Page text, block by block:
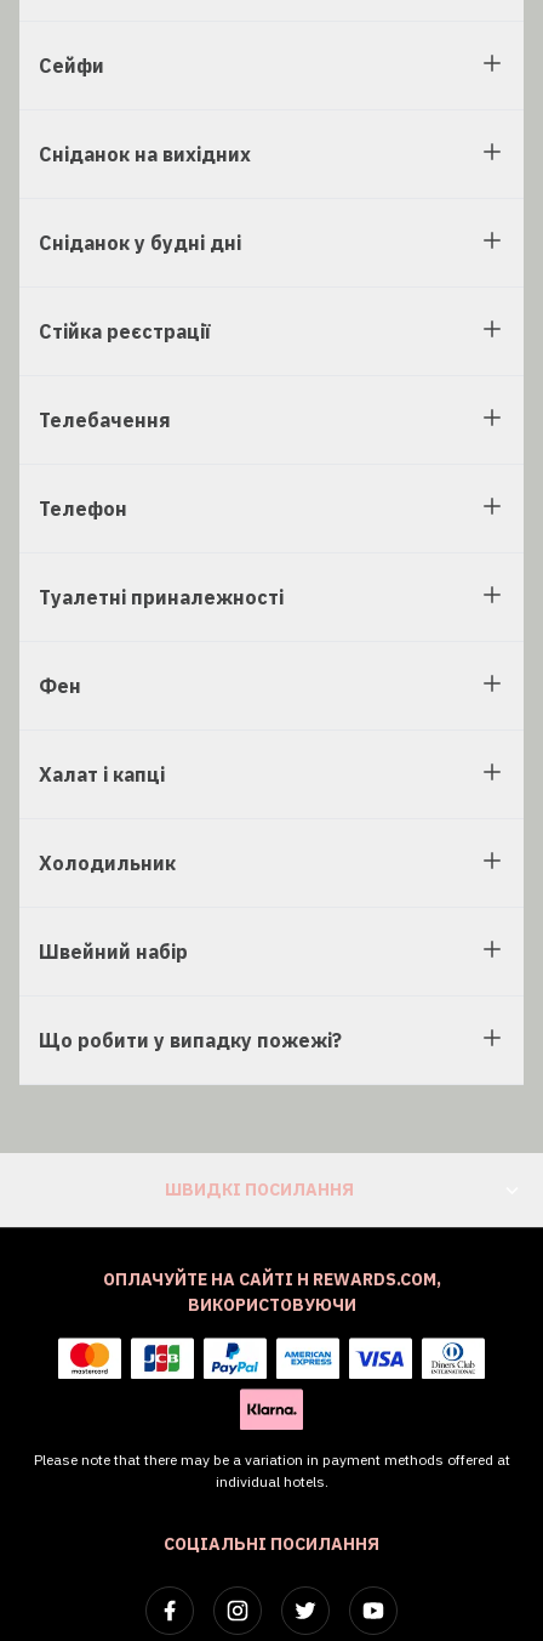
Сейфи
Сніданок на вихідних
Сніданок у будні дні
Стійка реєстрації
Телебачення
Телефон
Туалетні приналежності
Фен
Халат і капці
Холодильник
Швейний набір
Що робити у випадку пожежі?
ШВИДКІ ПОСИЛАННЯ
СОЦІАЛЬНІ ПОСИЛАННЯ
ОПЛАЧУЙТЕ НА САЙТІ H REWARDS.COM,
ВИКОРИСТОВУЮЧИ
Please note that there may be a variation in payment methods offered at
individual hotels.